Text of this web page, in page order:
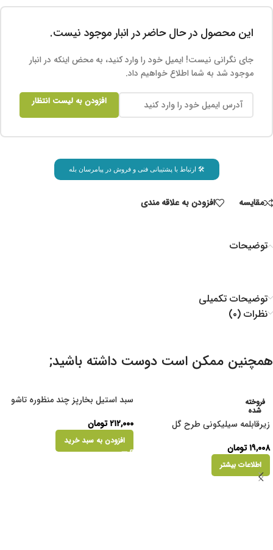
این محصول در حال حاضر در انبار موجود نیست.
جای نگرانی نیست! ایمیل خود را وارد کنید، به محض اینکه در انبار
موجود شد به شما اطلاع خواهیم داد.
افزودن به لیست انتظار
🛠 ارتباط با پشتیبانی فنی و فروش در پیامرسان بله
مقايسه افزودن به علاقه مندی
توضیحات
توضیحات تکمیلی
نظرات (۰)
همچنین ممکن است دوست داشته باشید;
فروخته
شده
زیرقابلمه سیلیکونی طرح گل
۱۹,۰۰۸تومان
اطلاعات بیشتر
سبد استیل بخارپز چند منظوره تاشو
۲۱۲,۰۰۰تومان
افزودن به سبد خرید